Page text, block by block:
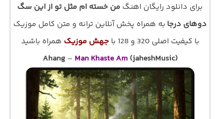
برای دانلود رایگان اهنگ من خسته ام مثل تو از این سگ
دوهای درجا به همراه پخش آنلاین ترانه و متن کامل موزیک
با کیفیت اصلی 320 و 128 با
جهش موزیک همراه باشید
Ahang – Man Khaste Am(jaheshMusic)